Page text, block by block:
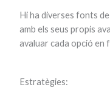
Hi ha diverses fonts
amb els seus propis
avaluar cada opció en
Estratègies: